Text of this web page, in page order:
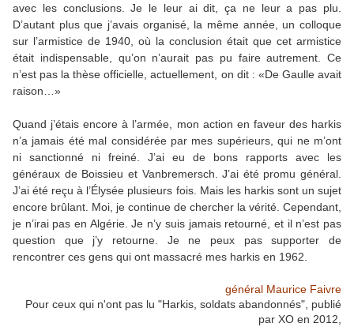
avec les conclusions. Je le leur ai dit, ça ne leur a pas plu.
D’autant plus que j’avais organisé, la même année, un colloque
sur l’armistice de 1940, où la conclusion était que cet armistice
était indispensable, qu’on n’aurait pas pu faire autrement. Ce
n’est pas la thèse officielle, actuellement, on dit : «De Gaulle avait
raison…»
Quand j’étais encore à l’armée, mon action en faveur des harkis
n’a jamais été mal considérée par mes supérieurs, qui ne m’ont
ni sanctionné ni freiné. J’ai eu de bons rapports avec les
généraux de Boissieu et Vanbremersch. J’ai été promu général.
J’ai été reçu à l’Élysée plusieurs fois. Mais les harkis sont un sujet
encore brûlant. Moi, je continue de chercher la vérité. Cependant,
je n’irai pas en Algérie. Je n’y suis jamais retourné, et il n’est pas
question que j’y retourne. Je ne peux pas supporter de
rencontrer ces gens qui ont massacré mes harkis en 1962.
général Maurice Faivre
Pour ceux qui n'ont pas lu "Harkis, soldats abandonnés", publié
par XO en 2012,